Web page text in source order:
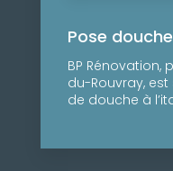
Pose
BP Rénovation,
du-Rouvray,
de douche à